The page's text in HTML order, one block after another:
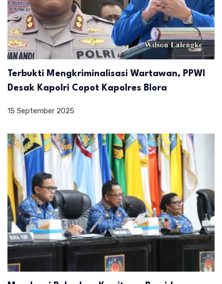
Terbukti Mengkriminalisasi Wartawan, PPWI
Desak Kapolri Copot Kapolres Blora
15 September 2025